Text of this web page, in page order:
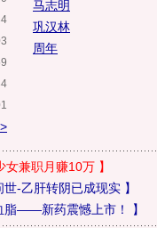
马志明
巩汉林
周年
女兼职月赚10万】
世-乙肝转阴已成现实】
脂——新药震憾上市！ 】